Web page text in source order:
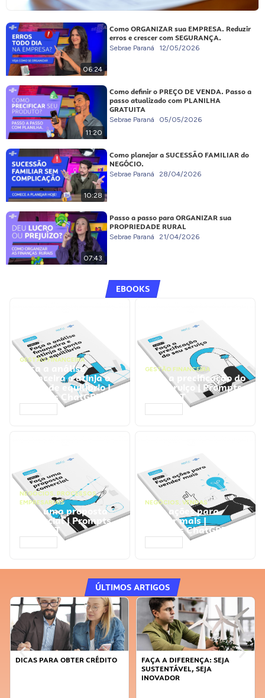
06:24
Como ORGANIZAR sua EMPRESA. Reduzir
erros e crescer com SEGURANÇA.
Sebrae Paraná 12/05/2026
11:20
Como definir o PREÇO DE VENDA. Passo a
passo atualizado com PLANILHA
GRATUITA
Sebrae Paraná 05/05/2026
10:28
Como planejar a SUCESSÃO FAMILIAR do
NEGÓCIO.
Sebrae Paraná 28/04/2026
07:43
Passo a passo para ORGANIZAR sua
PROPRIEDADE RURAL
Sebrae Paraná 21/04/2026
EBOOKS
GESTÃO FINANCEIRA
Faça a análise
financeira e atinja o
ponto de equilíbrio |
Prompts ChatGPT
GESTÃO FINANCEIRA
Faça a precificação do
seu serviço | Prompts
ChatGPT
NEGÓCIOS, PROCESSOS
EMPRESARIAIS
Faça uma proposta
comercial | Prompts
ChatGPT
NEGÓCIOS, VENDAS
Faça ações para
vender mais |
Prompts ChatGPT
ÚLTIMOS ARTIGOS
DICAS PARA OBTER CRÉDITO
FAÇA A DIFERENÇA: SEJA
SUSTENTÁVEL, SEJA
INOVADOR